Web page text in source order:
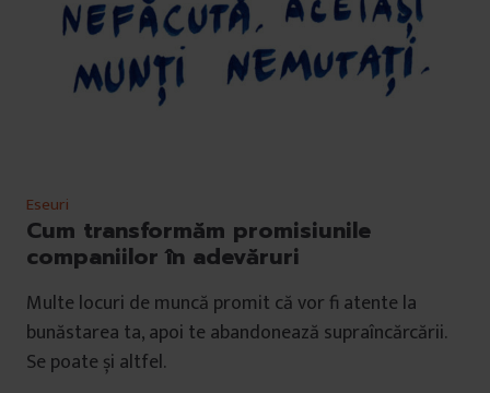
Eseuri
Cum transformăm promisiunile
companiilor în adevăruri
Multe locuri de muncă promit că vor fi atente la
bunăstarea ta, apoi te abandonează supraîncărcării.
Se poate și altfel.